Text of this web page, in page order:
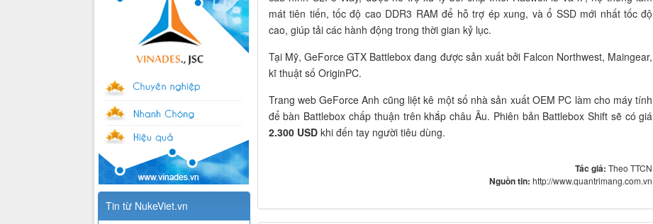
mát tiên tiến, tốc độ cao DDR3 RAM để hỗ trợ ép xung, và ổ SSD mới nhất tốc độ
cao, giúp tải các hành động trong thời gian kỷ lục.
Tại Mỹ, GeForce GTX Battlebox đang được sản xuất bởi Falcon Northwest, Maingear,
kĩ thuật số OriginPC.
Trang web GeForce Anh cũng liệt kê một số nhà sản xuất OEM PC làm cho máy tính
để bàn Battlebox chấp thuận trên khắp châu Âu. Phiên bản Battlebox Shift sẽ có giá
2.300 USDkhi đến tay người tiêu dùng.
Tác giả:Theo TTCN
Nguồn tin:http://www.quantrimang.com.vn
Tin từ NukeViet.vn